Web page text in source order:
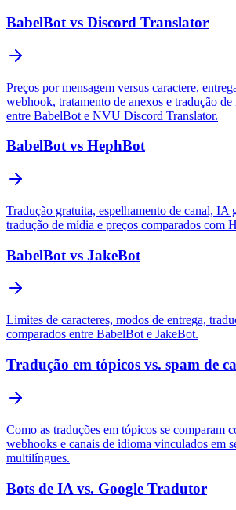
BabelBot vs Discord Translator
Preços por mensagem versus caractere,
webhook, tratamento de anexos e tradução
entre BabelBot e NVU Discord Translator.
BabelBot vs HephBot
Tradução gratuita, espelhamento de canal,
tradução de mídia e preços comparados com
BabelBot vs JakeBot
Limites de caracteres, modos de entrega,
comparados entre BabelBot e JakeBot.
Tradução em tópicos vs. spam de
Como as traduções em tópicos se comparam
webhooks e canais de idioma vinculados em
multilíngues.
Bots de IA vs. Google Tradutor